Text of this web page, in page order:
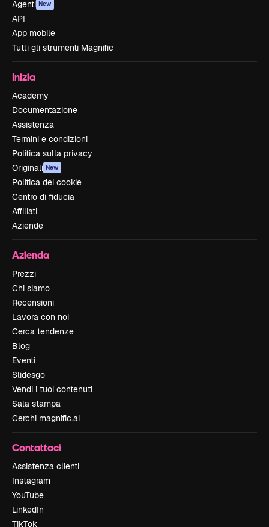
Agenti New
API
App mobile
Tutti gli strumenti Magnific
Inizia
Academy
Documentazione
Assistenza
Termini e condizioni
Politica sulla privacy
Originali New
Politica dei cookie
Centro di fiducia
Affiliati
Aziende
Azienda
Prezzi
Chi siamo
Recensioni
Lavora con noi
Cerca tendenze
Blog
Eventi
Slidesgo
Vendi i tuoi contenuti
Sala stampa
Cerchi magnific.ai
Contattaci
Assistenza clienti
Instagram
YouTube
LinkedIn
TikTok